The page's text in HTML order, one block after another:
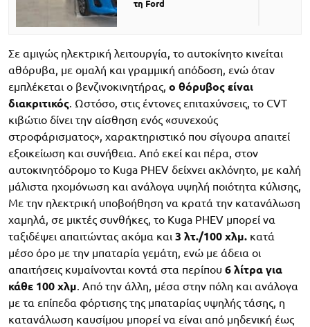
τη Ford
Σε αμιγώς ηλεκτρική λειτουργία, το αυτοκίνητο κινείται
αθόρυβα, με ομαλή και γραμμική απόδοση, ενώ όταν
εμπλέκεται ο βενζινοκινητήρας, ο θόρυβος είναι
διακριτικός. Ωστόσο, στις έντονες επιταχύνσεις, το CVT
κιβώτιο δίνει την αίσθηση ενός «συνεχούς
στροφάρισματος», χαρακτηριστικό που σίγουρα απαιτεί
εξοικείωση και συνήθεια. Από εκεί και πέρα, στον
αυτοκινητόδρομο το Kuga PHEV δείχνει ακλόνητο, με καλή
μάλιστα ηχομόνωση και ανάλογα υψηλή ποιότητα κύλισης,
Με την ηλεκτρική υποβοήθηση να κρατά την κατανάλωση
χαμηλά, σε μικτές συνθήκες, το Kuga PHEV μπορεί να
ταξιδέψει απαιτώντας ακόμα και 3 λτ./100 χλμ. κατά
μέσο όρο με την μπαταρία γεμάτη, ενώ με άδεια οι
απαιτήσεις κυμαίνονται κοντά στα περίπου 6 λίτρα για
κάθε 100 χλμ. Από την άλλη, μέσα στην πόλη και ανάλογα
με τα επίπεδα φόρτισης της μπαταρίας υψηλής τάσης, η
κατανάλωση καυσίμου μπορεί να είναι από μηδενική έως